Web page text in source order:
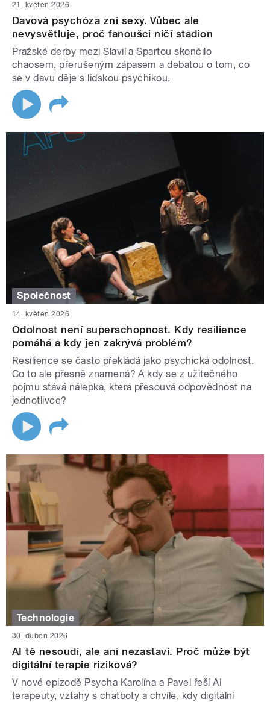
21. květen 2026
Davová psychóza zní sexy. Vůbec ale
nevysvětluje, proč fanoušci ničí stadion
Pražské derby mezi Slavií a Spartou skončilo
chaosem, přerušeným zápasem a debatou o tom, co
se v davu děje s lidskou psychikou.
Společnost
14. květen 2026
Odolnost není superschopnost. Kdy resilience
pomáhá a kdy jen zakrývá problém?
Resilience se často překládá jako psychická odolnost.
Co to ale přesně znamená? A kdy se z užitečného
pojmu stává nálepka, která přesouvá odpovědnost na
jednotlivce?
Technologie
30. duben 2026
AI tě nesoudí, ale ani nezastaví. Proč může být
digitální terapie riziková?
V nové epizodě Psycha Karolína a Pavel řeší AI
terapeuty, vztahy s chatboty a chvíle, kdy digitální